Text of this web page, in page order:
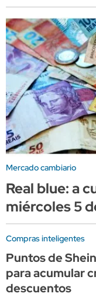
Mercado cambiario
Real blue: a
miércoles 5
Compras inteligentes
Puntos de
para acumular
descuentos